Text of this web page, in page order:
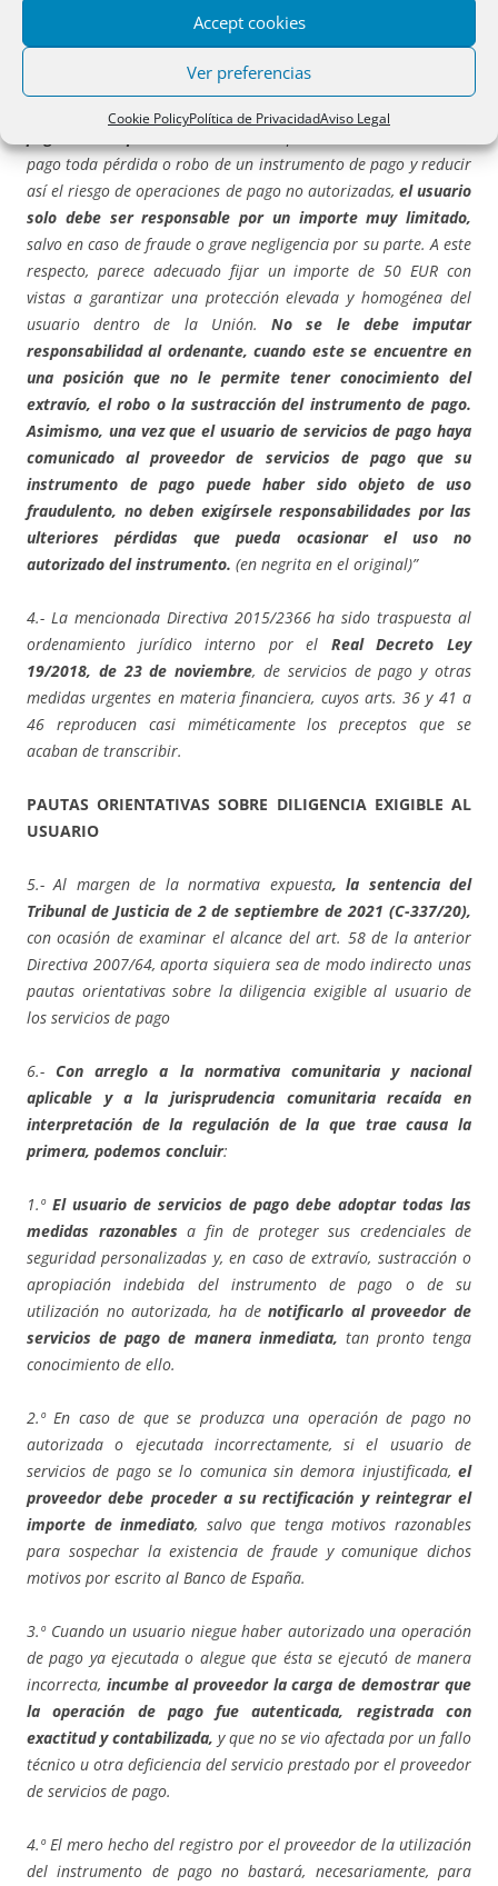
Accept cookies
Ver preferencias
Cookie PolicyPolítica de PrivacidadAviso Legal
noviembre de 2015, sobre servicios de pago en el mercado
“A fin de ofrecer incentivos para que
el usuario de servicios de
pago toda pérdida o robo de un instrumento de pago y reducir
así el riesgo de operaciones de pago no autorizadas, el usuario
solo debe ser responsable por un importe muy limitado,
salvo en caso de fraude o grave negligencia por su parte. A este
respecto, parece adecuado fijar un importe de 50 EUR con
vistas a garantizar una protección elevada y homogénea del
usuario dentro de la Unión.No se le debe imputar
responsabilidad al ordenante, cuando este se encuentre en
una posición que no le permite tener conocimiento del
extravío, el robo o la sustracción del instrumento de pago.
Asimismo, una vez que el usuario de servicios de pago haya
comunicado al proveedor de servicios de pago que su
instrumento de pago puede haber sido objeto de uso
fraudulento, no deben exigírsele responsabilidades por las
ulteriores pérdidas que pueda ocasionar el uso no
autorizado del instrumento. (en negrita en el original)”
4.- La mencionada Directiva 2015/2366 ha sido traspuesta al
ordenamiento jurídico interno por el Real Decreto Ley
19/2018, de 23 de noviembre, de servicios de pago y otras
medidas urgentes en materia financiera, cuyos arts. 36 y 41 a
46 reproducen casi miméticamente los preceptos que se
acaban de transcribir.
PAUTAS ORIENTATIVAS SOBRE DILIGENCIA EXIGIBLE AL
USUARIO
5.- Al margen de la normativa expuesta, la sentencia del
Tribunal de Justicia de 2 de septiembre de 2021 (C-337/20),
con ocasión de examinar el alcance del art. 58 de la anterior
Directiva 2007/64, aporta siquiera sea de modo indirecto unas
pautas orientativas sobre la diligencia exigible al usuario de
los servicios de pago
6.- Con arreglo a la normativa comunitaria y nacional
aplicable y a la jurisprudencia comunitaria recaída en
interpretación de la regulación de la que trae causa la
primera, podemos concluir:
1.º El usuario de servicios de pago debe adoptar todas las
medidas razonables a fin de proteger sus credenciales de
seguridad personalizadas y, en caso de extravío, sustracción o
apropiación indebida del instrumento de pago o de su
utilización no autorizada, ha denotificarlo al proveedor de
servicios de pago de manera inmediata, tan pronto tenga
conocimiento de ello.
2.º En caso de que se produzca una operación de pago no
autorizada o ejecutada incorrectamente, si el usuario de
servicios de pago se lo comunica sin demora injustificada, el
proveedor debe proceder a su rectificación y reintegrar el
importe de inmediato, salvo que tenga motivos razonables
para sospechar la existencia de fraude y comunique dichos
motivos por escrito al Banco de España.
3.º Cuando un usuario niegue haber autorizado una operación
de pago ya ejecutada o alegue que ésta se ejecutó de manera
incorrecta, incumbe al proveedor la carga de demostrar que
la operación de pago fue autenticada, registrada con
exactitud y contabilizada, y que no se vio afectada por un fallo
técnico u otra deficiencia del servicio prestado por el proveedor
de servicios de pago.
4.º El mero hecho del registro por el proveedor de la utilización
del instrumento de pago no bastará, necesariamente, para